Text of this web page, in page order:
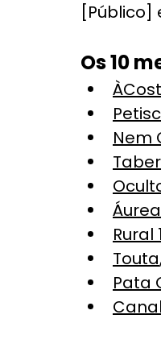
[Público]
Os 10
Nem
Áurea
Rural
Touta
Pata